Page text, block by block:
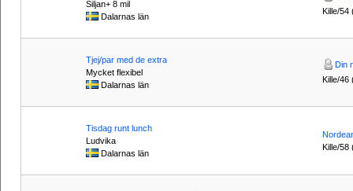
Siljan+ 8 mil
Dalarnas län
Kille/54
Tjej/par med de extra
Mycket flexibel
Dalarnas län
Din
Kille/46
Tisdag runt lunch
Ludvika
Dalarnas län
Kille/58